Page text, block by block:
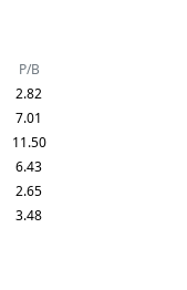
P/B
2.82
7.01
11.50
6.43
2.65
3.48